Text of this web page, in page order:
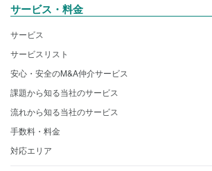
サービス・料金
サービス
サービスリスト
安心・安全のM&A仲介サービス
課題から知る当社のサービス
流れから知る当社のサービス
手数料・料金
対応エリア